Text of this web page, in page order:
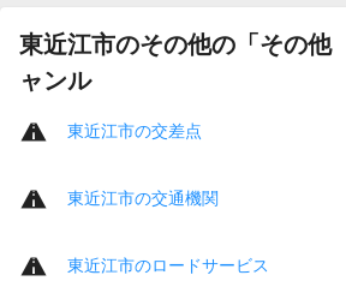
東近江市のその他の「その
ャンル
東近江市の交差点
東近江市の交通機関
東近江市のロードサービス